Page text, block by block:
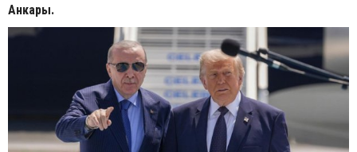
Анкары.